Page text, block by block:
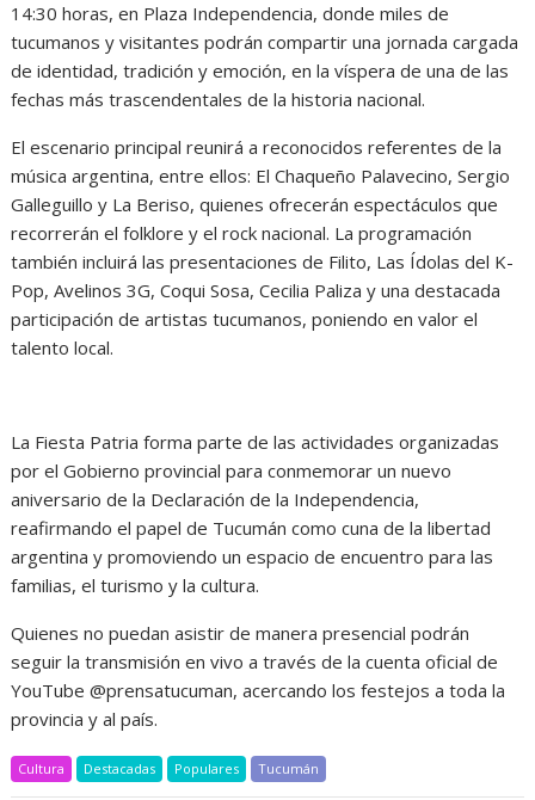
14:30 horas, en Plaza Independencia, donde miles de
tucumanos y visitantes podrán compartir una jornada cargada
de identidad, tradición y emoción, en la víspera de una de las
fechas más trascendentales de la historia nacional.
El escenario principal reunirá a reconocidos referentes de la
música argentina, entre ellos: El Chaqueño Palavecino, Sergio
Galleguillo y La Beriso, quienes ofrecerán espectáculos que
recorrerán el folklore y el rock nacional. La programación
también incluirá las presentaciones de Filito, Las Ídolas del K-
Pop, Avelinos 3G, Coqui Sosa, Cecilia Paliza y una destacada
participación de artistas tucumanos, poniendo en valor el
talento local.
La Fiesta Patria forma parte de las actividades organizadas
por el Gobierno provincial para conmemorar un nuevo
aniversario de la Declaración de la Independencia,
reafirmando el papel de Tucumán como cuna de la libertad
argentina y promoviendo un espacio de encuentro para las
familias, el turismo y la cultura.
Quienes no puedan asistir de manera presencial podrán
seguir la transmisión en vivo a través de la cuenta oficial de
YouTube @prensatucuman, acercando los festejos a toda la
provincia y al país.
Cultura Destacadas Populares Tucumán